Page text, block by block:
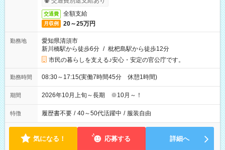
交通費 全額支給
月収例 20～25万円
勤務地
愛知県清須市
新川橋駅から徒歩6分 / 枇杷島駅から徒歩12分
市民の暮らしを支える♪安心・安定の官公庁です。
勤務時間 08:30～17:15(実働7時間45分 休憩1時間)
期間 2026年10月上旬～長期 ※10月～！
特徴 履歴書不要 / 40～50代活躍中 / 服装自由
気になる！ 応募する 詳細へ